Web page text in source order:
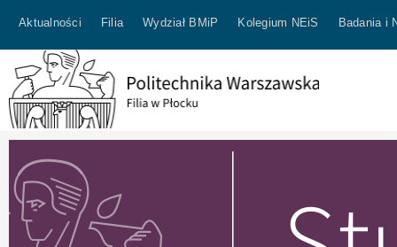
Aktualności Filia Wydział BMiP Kolegium NEiS Badania i